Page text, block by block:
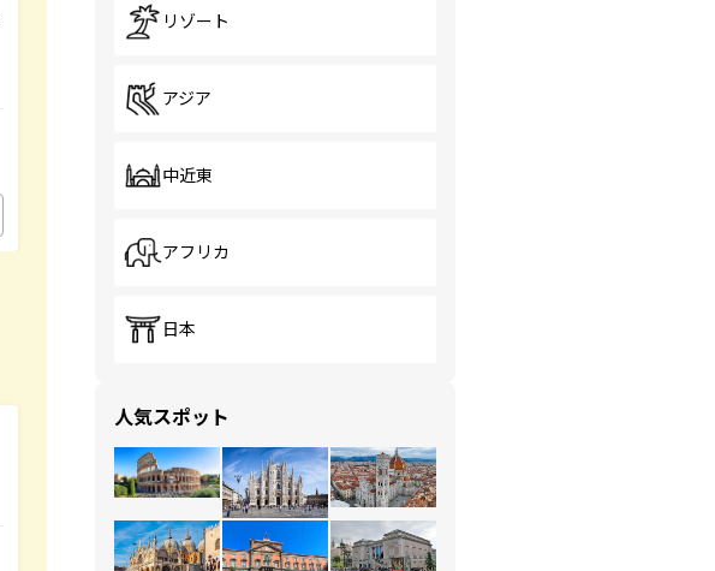
リゾート
アジア
中近東
アフリカ
日本
人気スポット